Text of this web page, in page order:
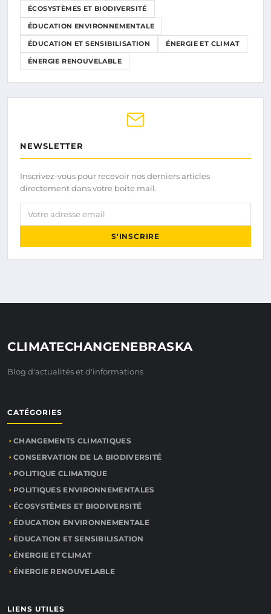
ÉCOSYSTÈMES ET BIODIVERSITÉ
ÉDUCATION ENVIRONNEMENTALE
ÉDUCATION ET SENSIBILISATION ÉNERGIE ET CLIMAT
ÉNERGIE RENOUVELABLE
NEWSLETTER
Inscrivez-vous pour recevoir nos derniers articles
directement dans votre boîte mail.
Votre adresse email
S'INSCRIRE
CLIMATECHANGENEBRASKA
Blog d'actualités et d'informations
CATÉGORIES
CHANGEMENTS CLIMATIQUES
CONSERVATION DE LA BIODIVERSITÉ
POLITIQUE CLIMATIQUE
POLITIQUES ENVIRONNEMENTALES
ÉCOSYSTÈMES ET BIODIVERSITÉ
ÉDUCATION ENVIRONNEMENTALE
ÉDUCATION ET SENSIBILISATION
ÉNERGIE ET CLIMAT
ÉNERGIE RENOUVELABLE
LIENS UTILES